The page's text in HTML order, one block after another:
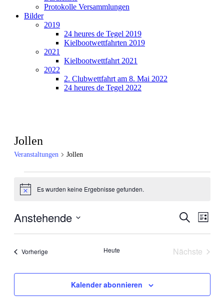
Protokolle Versammlungen
Bilder
2019
24 heures de Tegel 2019
Kielbootwettfahrten 2019
2021
Kielbootwettfahrt 2021
2022
2. Clubwettfahrt am 8. Mai 2022
24 heures de Tegel 2022
Jollen
Veranstaltungen Jollen
HinweisEs wurden keine Ergebnisse gefunden.
Suche
Liste
Anstehende
VorherigeVeranstaltungen Heute
Nächste
Kalender abonnieren